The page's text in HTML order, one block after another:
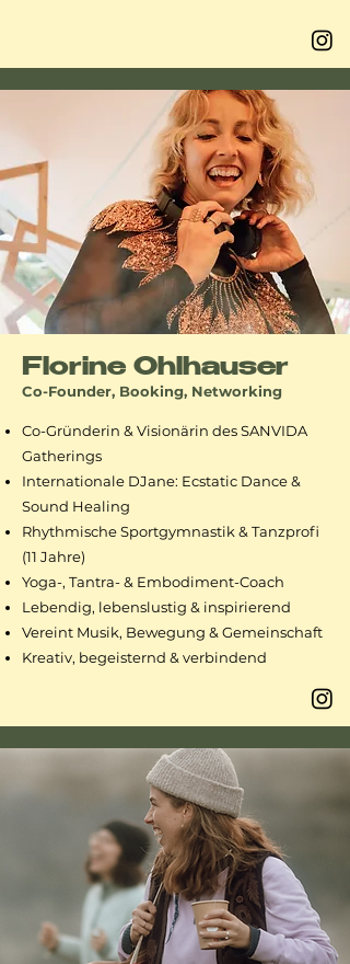
Florine Ohlhauser
Co-Founder, Booking, Networking
Co-Gründerin & Visionärin des SANVIDA
Gatherings
Internationale DJane: Ecstatic Dance &
Sound Healing
Rhythmische Sportgymnastik & Tanzprofi
(11 Jahre)
Yoga-, Tantra- & Embodiment-Coach
Lebendig, lebenslustig & inspirierend
Vereint Musik, Bewegung & Gemeinschaft
Kreativ, begeisternd & verbindend